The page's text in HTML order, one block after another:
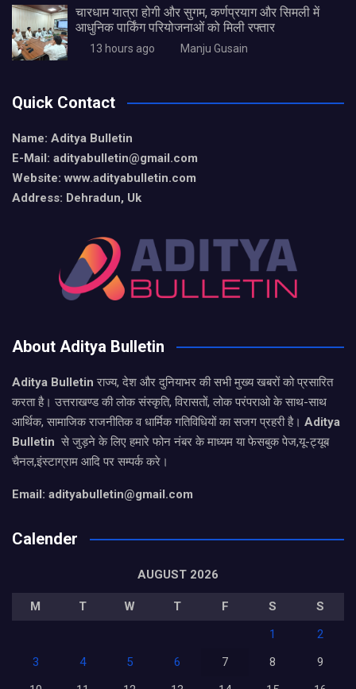
चारधाम यात्रा होगी और सुगम, कर्णप्रयाग और सिमली में
आधुनिक पार्किंग परियोजनाओं को मिली रफ्तार
13 hours ago Manju Gusain
Quick Contact
Name: Aditya Bulletin
E-Mail: adityabulletin@gmail.com
Website: www.adityabulletin.com
Address: Dehradun, Uk
About Aditya Bulletin
Aditya Bulletinराज्य, देश और दुनियाभर की सभी मुख्य खबरों को प्रसारित
करता है। उत्तराखण्ड की लोक संस्कृति, विरासतों, लोक परंपराओ के साथ-साथ
आर्थिक, सामाजिक राजनीतिक व धार्मिक गतिविधियों का सजग प्रहरी है। Aditya
Bulletin से जुड़ने के लिए हमारे फोन नंबर के माध्यम या फेसबुक पेज,यू-ट्यूब
चैनल,इंस्टाग्राम आदि पर सम्पर्क करे।
Email: adityabulletin@gmail.com
Calender
AUGUST 2026
M T W T F S
S
1
2
3
4 5 6 7 8
9